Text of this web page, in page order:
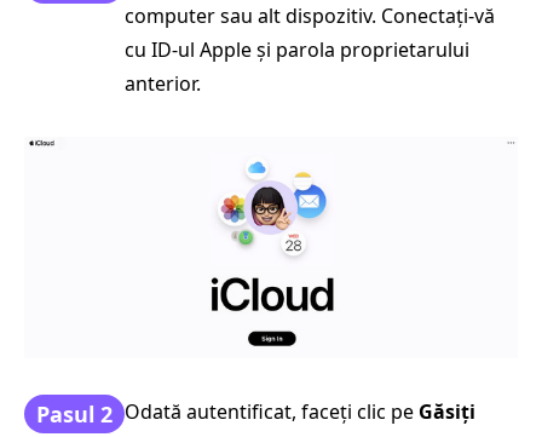
computer sau alt dispozitiv. Conectați-vă
cu ID-ul Apple și parola proprietarului
anterior.
Pasul 2 Odată autentificat, faceți clic pe Găsiți